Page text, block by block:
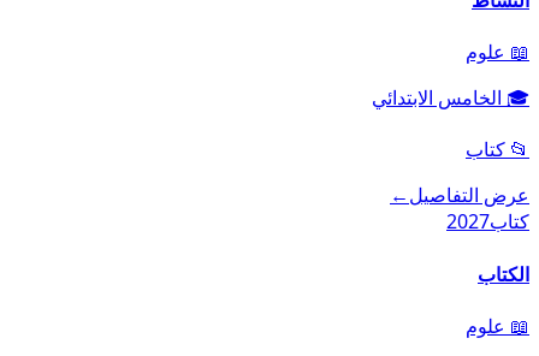
📖 علوم
🎓 الخامس الابتدائي
📂 كتاب
عرض التفاصيل←
كتاب2027
الكتاب
📖 علوم